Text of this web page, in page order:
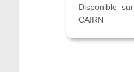
Disponible
CAIRN